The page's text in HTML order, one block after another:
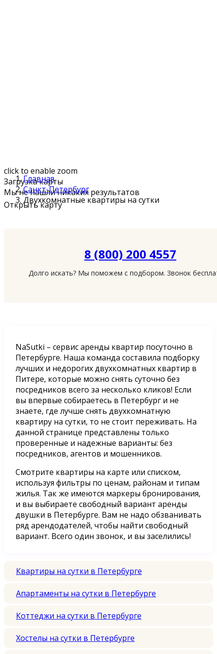
click to enable zoom
Загрузка карты
Мы не нашли никаких результатов
Открыть карту
Главная
Санкт-Петербург
Двухкомнатные квартиры на сутки
8 (800) 200 4557
Долго искать? Мы поможем с подбором. Звонок
NaSutki – сервис аренды квартир посуточно в
Петербурге. Наша команда составила подборку
лучших и недорогих двухкомнатных квартир в
Питере, которые можно снять суточно без
посредников всего за несколько кликов! Если
вы впервые собираетесь в Петербург и не
знаете, где лучше снять двухкомнатную
квартиру на сутки, то не стоит переживать. На
данной странице представлены только
проверенные и надежные варианты: без
посредников, агентов и мошенников.
Смотрите квартиры на карте или списком,
используя фильтры по ценам, районам и типам
жилья. Так же имеются маркеры бронирования,
и вы выбираете свободный вариант аренды
двушки в Петербурге. Вам не надо обзванивать
ряд арендодателей, чтобы найти свободный
вариант. Всего один звонок, и вы заселились!
Квартиры на сутки в Петербурге
Апартаменты на сутки в Петербурге
Коттеджи на сутки в Петербурге
Хостелы на сутки в Петербурге